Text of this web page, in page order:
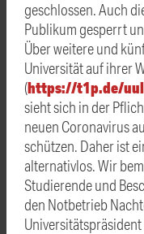
geschlossen. Auch
Publikum gesperrt
Über weitere und
Universität auf ihrer
(https://t1p.de/
sieht sich in der
neuen Coronavirus
schützen. Daher ist
alternativlos. Wir
Studierende und
den Notbetrieb